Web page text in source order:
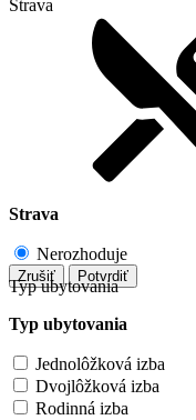
Strava
Strava
Nerozhoduje
Zrušiť Potvrdiť
Typ ubytovania
Typ ubytovania
Jednolôžková izba
Dvojlôžková izba
Rodinná izba